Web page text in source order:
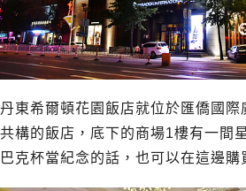
丹東希爾頓花園飯店就位於匯僑國
共構的飯店，底下的商場1樓有一間
巴克杯當紀念的話，也可以在這邊購